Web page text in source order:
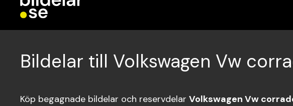
Bildelar till Volkswagen Vw
Köp begagnade bildelar och reservdelar Volkswagen Vw